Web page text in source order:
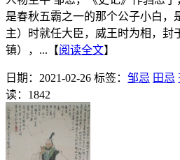
是春秋五霸之一的那个公子小白，
主）时就任大臣，威王时为相，封
镇），...【阅读全文】
日期：2021-02-26 标签： 邹忌 田忌
读：1842